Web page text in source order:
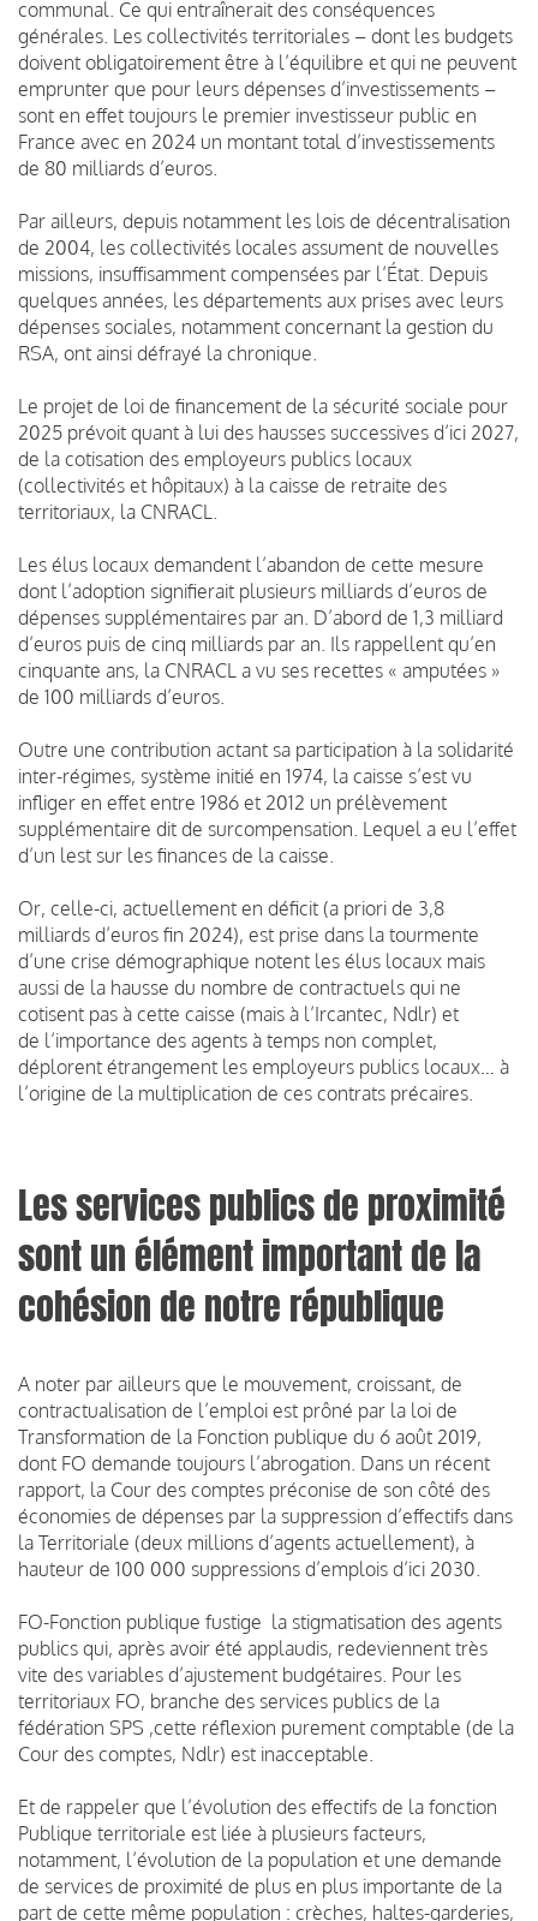
communal. Ce qui entraînerait des conséquences
générales. Les collectivités territoriales – dont les budgets
doivent obligatoirement être à l’équilibre et qui ne peuvent
emprunter que pour leurs dépenses d’investissements –
sont en effet toujours le premier investisseur public en
France avec en 2024 un montant total d’investissements
de 80 milliards d’euros.
Par ailleurs, depuis notamment les lois de décentralisation
de 2004, les collectivités locales assument de nouvelles
missions, insuffisamment compensées par l’État. Depuis
quelques années, les départements aux prises avec leurs
dépenses sociales, notamment concernant la gestion du
RSA, ont ainsi défrayé la chronique.
Le projet de loi de financement de la sécurité sociale pour
2025 prévoit quant à lui des hausses successives d’ici 2027,
de la cotisation des employeurs publics locaux
(collectivités et hôpitaux) à la caisse de retraite des
territoriaux, la CNRACL.
Les élus locaux demandent l’abandon de cette mesure
dont l’adoption signifierait plusieurs milliards d’euros de
dépenses supplémentaires par an. D’abord de 1,3 milliard
d’euros puis de cinq milliards par an. Ils rappellent qu’en
cinquante ans, la CNRACL a vu ses recettes « amputées »
de 100 milliards d’euros.
Outre une contribution actant sa participation à la solidarité
inter-régimes, système initié en 1974, la caisse s’est vu
infliger en effet entre 1986 et 2012 un prélèvement
supplémentaire dit de surcompensation. Lequel a eu l’effet
d’un lest sur les finances de la caisse.
Or, celle-ci, actuellement en déficit (a priori de 3,8
milliards d’euros fin 2024), est prise dans la tourmente
d’une crise démographique notent les élus locaux mais
aussi de la hausse du nombre de contractuels qui ne
cotisent pas à cette caisse (mais à l’Ircantec, Ndlr) et
de l’importance des agents à temps non complet,
déplorent étrangement les employeurs publics locaux… à
l’origine de la multiplication de ces contrats précaires.
Les services publics de proximité
sont un élément important de la
cohésion de notre république
A noter par ailleurs que le mouvement, croissant, de
contractualisation de l’emploi est prôné par la loi de
Transformation de la Fonction publique du 6 août 2019,
dont FO demande toujours l’abrogation. Dans un récent
rapport, la Cour des comptes préconise de son côté des
économies de dépenses par la suppression d’effectifs dans
la Territoriale (deux millions d’agents actuellement), à
hauteur de 100 000 suppressions d’emplois d’ici 2030.
FO-Fonction publique fustige la stigmatisation des agents
publics qui, après avoir été applaudis, redeviennent très
vite des variables d’ajustement budgétaires. Pour les
territoriaux FO, branche des services publics de la
fédération SPS ,cette réflexion purement comptable (de la
Cour des comptes, Ndlr) est inacceptable.
Et de rappeler que l’évolution des effectifs de la fonction
Publique territoriale est liée à plusieurs facteurs,
notamment, l’évolution de la population et une demande
de services de proximité de plus en plus importante de la
part de cette même population : crèches, haltes-garderies,